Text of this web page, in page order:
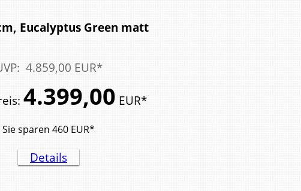
Eucalyptus Green matt
: 4.859,00 EUR*
: 4.399,00 EUR*
Sie sparen 460 EUR*
Details